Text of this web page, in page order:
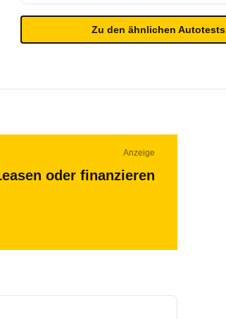
Zu den ähnlichen Autotests
Anzeige
oder finanzieren